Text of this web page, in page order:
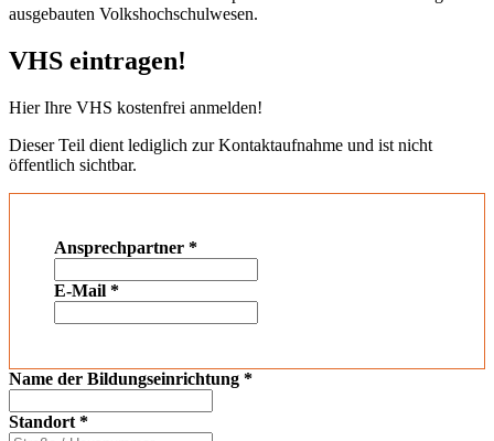
ausgebauten Volkshochschulwesen.
VHS eintragen!
Hier Ihre VHS kostenfrei anmelden!
Dieser Teil dient lediglich zur Kontaktaufnahme und ist nicht
öffentlich sichtbar.
Ansprechpartner *
E-Mail *
Name der Bildungseinrichtung *
Standort *